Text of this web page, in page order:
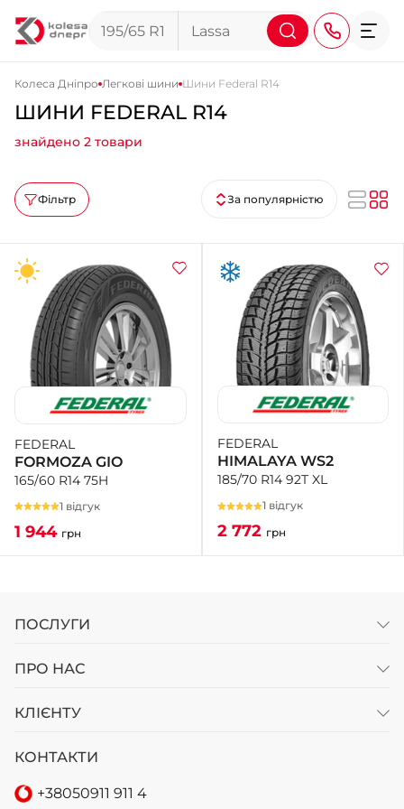
+38 (095) 276-44-44
+38 (067) 911-14-14
- на Щепкіна
+38 (098) 911-911-0
- на Тополі
+38 (098) 911-911-4
- на Калиновій
+38 (077) 7-184-184
- Донецьке шосе
+38 (050)-911-911-2
- Щепкіна
+38 (099)-643-33-77
- Тополь
+38 (068)-923-74-19
- Калинова
Колеса Дніпро Легкові шини Шини Federal R14
ШИНИ FEDERAL R14
знайдено 2 товари
Фільтр За популярністю
FEDERAL
FORMOZA GIO
165/60 R14 75H
1 відгук
1 944 грн
FEDERAL
HIMALAYA WS2
185/70 R14 92T XL
1 відгук
2 772 грн
ПОСЛУГИ
ПРО НАС
КЛІЄНТУ
КОНТАКТИ
+38050911 911 4